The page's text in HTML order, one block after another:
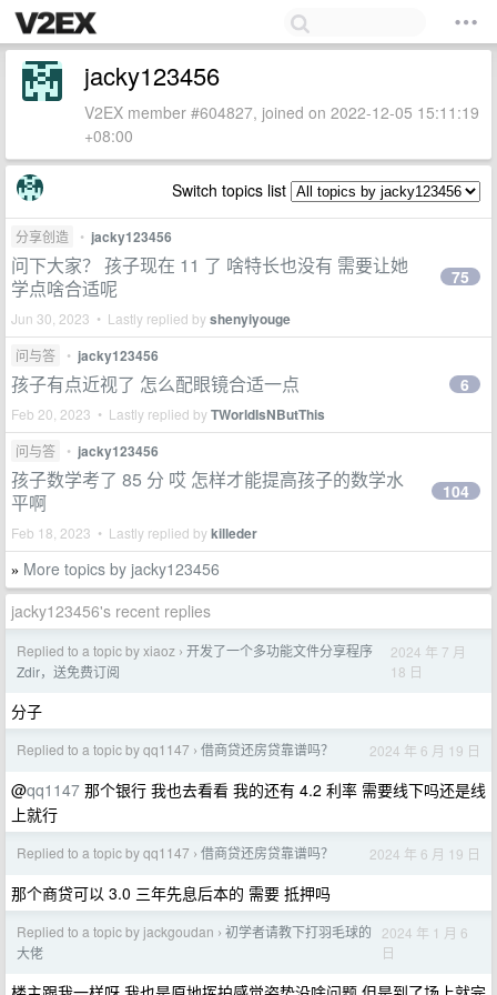
jacky123456
V2EX member #604827, joined on 2022-12-05 15:11:19
+08:00
Switch topics list
分享创造 • jacky123456
问下大家？ 孩子现在 11 了 啥特长也没有 需要让她
学点啥合适呢
Jun 30, 2023 • Lastly replied byshenyiyouge
75
问与答 • jacky123456
孩子有点近视了 怎么配眼镜合适一点
Feb 20, 2023 • Lastly replied byTWorldIsNButThis
6
问与答 • jacky123456
孩子数学考了 85 分 哎 怎样才能提高孩子的数学水
平啊
Feb 18, 2023 • Lastly replied bykilleder
104
» More topics by jacky123456
jacky123456's recent replies
Replied to a topic by xiaoz › 开发了一个多功能文件分享程序
Zdir，送免费订阅
2024 年 7 月
18 日
分子
Replied to a topic by qq1147 › 借商贷还房贷靠谱吗？ 2024 年 6 月 19 日
@qq1147 那个银行 我也去看看 我的还有 4.2 利率 需要线下吗还是线
上就行
Replied to a topic by qq1147 › 借商贷还房贷靠谱吗？ 2024 年 6 月 19 日
那个商贷可以 3.0 三年先息后本的 需要 抵押吗
Replied to a topic by jackgoudan › 初学者请教下打羽毛球的
大佬
2024 年 1 月 6
日